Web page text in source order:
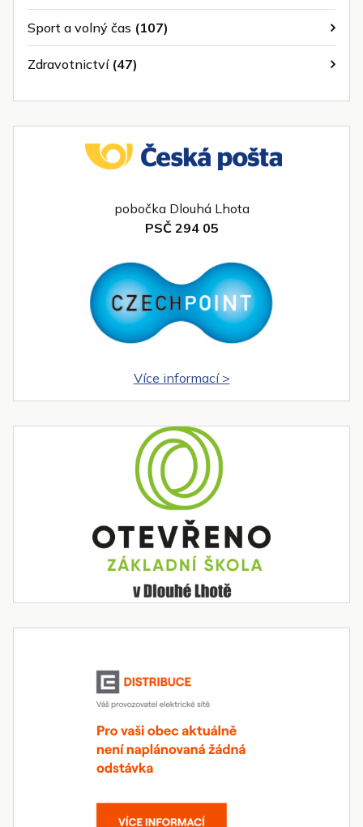
Sport a volný čas (107)
Zdravotnictví(47)
pobočka Dlouhá Lhota
PSČ 294 05
Více informací >